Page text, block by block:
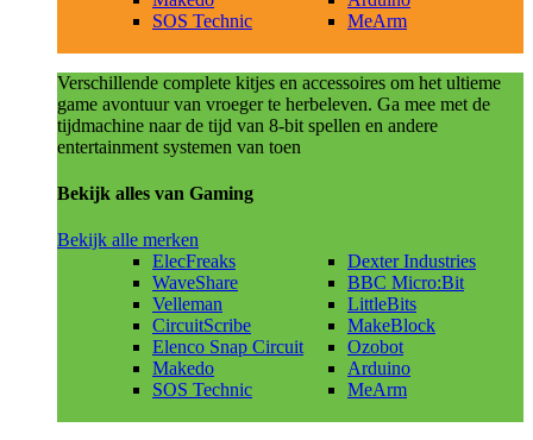
SOS Technic
MeArm
Verschillende complete kitjes en accessoires om het ultieme
game avontuur van vroeger te herbeleven. Ga mee met de
tijdmachine naar de tijd van 8-bit spellen en andere
entertainment systemen van toen
Bekijk alles van Gaming
Bekijk alle merken
ElecFreaks
WaveShare
Velleman
CircuitScribe
Elenco Snap Circuit
Makedo
SOS Technic
Dexter Industries
BBC Micro:Bit
LittleBits
MakeBlock
Ozobot
Arduino
MeArm